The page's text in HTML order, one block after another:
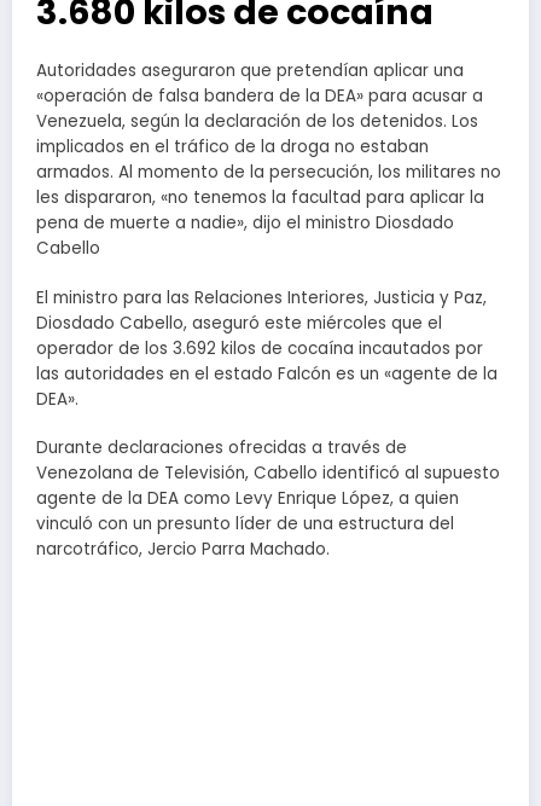
3.680 kilos de cocaína
Autoridades aseguraron que pretendían aplicar una
«operación de falsa bandera de la DEA» para acusar a
Venezuela, según la declaración de los detenidos. Los
implicados en el tráfico de la droga no estaban
armados. Al momento de la persecución, los militares no
les dispararon, «no tenemos la facultad para aplicar la
pena de muerte a nadie», dijo el ministro Diosdado
Cabello
El ministro para las Relaciones Interiores, Justicia y Paz,
Diosdado Cabello, aseguró este miércoles que el
operador de los 3.692 kilos de cocaína incautados por
las autoridades en el estado Falcón es un «agente de la
DEA».
Durante declaraciones ofrecidas a través de
Venezolana de Televisión, Cabello identificó al supuesto
agente de la DEA como Levy Enrique López, a quien
vinculó con un presunto líder de una estructura del
narcotráfico, Jercio Parra Machado.